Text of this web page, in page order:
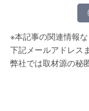
※本記事の関連情報
下記メールアドレス
弊社では取材源の秘